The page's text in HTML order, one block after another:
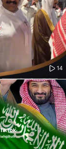
14